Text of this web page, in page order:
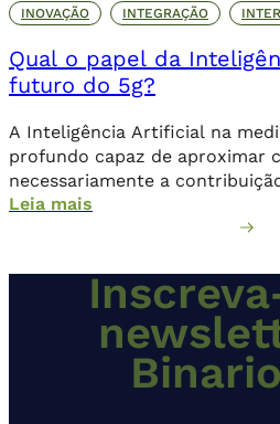
INOVAÇÃO INTEGRAÇÃO
Qual o papel da
futuro do 5g?
A Inteligência Artificial na
profundo capaz de aproximar
necessariamente a
direta.
Leia mais